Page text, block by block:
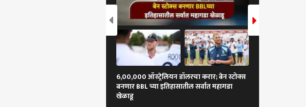
6,00,000 ऑस्ट्रेलियन डॉलरचा करार; बेन स्टोक्स
बनणार BBL च्या इतिहासातील सर्वात महागडा
खेळाडू